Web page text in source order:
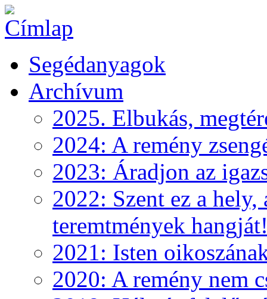
Segédanyagok
Archívum
2025. Elbukás,
2024: A remény
2023: Áradjon az
2022: Szent ez a
teremtmények
2021: Isten
2020: A remény nem